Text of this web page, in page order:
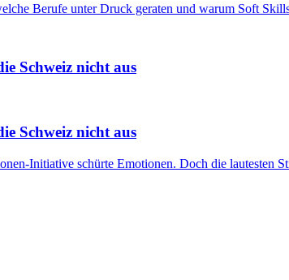
Berufe unter Druck geraten und warum Soft
Schweiz nicht aus
Schweiz nicht aus
Initiative schürte Emotionen. Doch die lautesten